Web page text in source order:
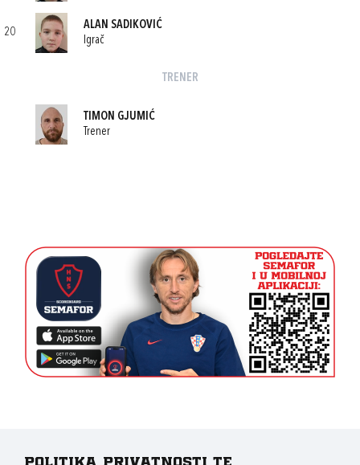
20
ALAN SADIKOVIĆ
Igrač
TRENER
TIMON GJUMIĆ
Trener